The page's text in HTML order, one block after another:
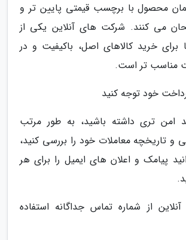
محصول با برچسب قیمتی پایین تر و
می کنند. شرکت های آنلاین یکی از
برای خرید کالاهای اصل، باکیفیت و در
مناسب تر است.
خود توجه کنید
امن تری داشته باشید، به طور مرتب
و تاریخچه معاملات خود را بررسی کنید،
پیامک و اعلان های ایمیل را برای هر
از شماره تماس جداگانه استفاده